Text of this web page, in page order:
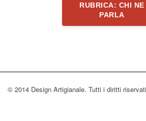
RUBRICA: CHI NE
PARLA
© 2014 Design Artigianale. Tutti i diritti